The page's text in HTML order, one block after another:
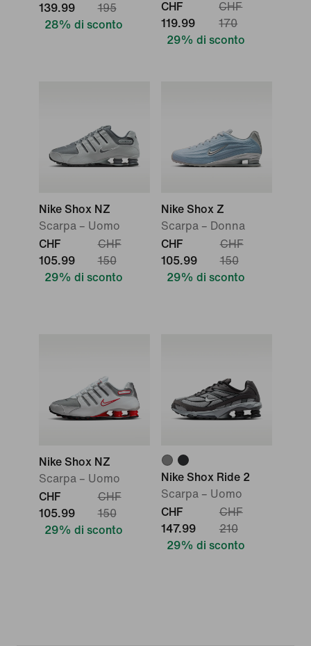
139.99
195
28% di sconto
CHF
119.99
CHF
170
29% di sconto
Nike Shox NZ
Scarpa – Uomo
CHF
105.99
CHF
150
29% di sconto
Nike Shox Z
Scarpa – Donna
CHF
105.99
CHF
150
29% di sconto
Nike Shox NZ
Scarpa – Uomo
CHF
105.99
CHF
150
29% di sconto
Nike Shox Ride 2
Scarpa – Uomo
CHF
147.99
CHF
210
29% di sconto